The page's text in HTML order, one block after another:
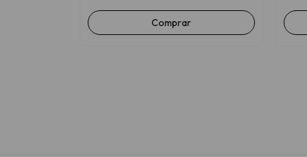
Comprar